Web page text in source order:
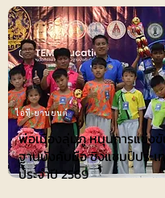
ไอที-ยานยนต์
พ่อเมืองลุ่มภู หนุนการแข่ง
ฐานบังคับมือ ชิงแชมป์ประเ
ประจำปี 2569